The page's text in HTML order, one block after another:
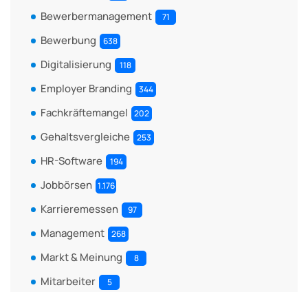
Bewerbermanagement 71
Bewerbung 638
Digitalisierung 118
Employer Branding 344
Fachkräftemangel 202
Gehaltsvergleiche 253
HR-Software 194
Jobbörsen 1.176
Karrieremessen 97
Management 268
Markt & Meinung 8
Mitarbeiter 5